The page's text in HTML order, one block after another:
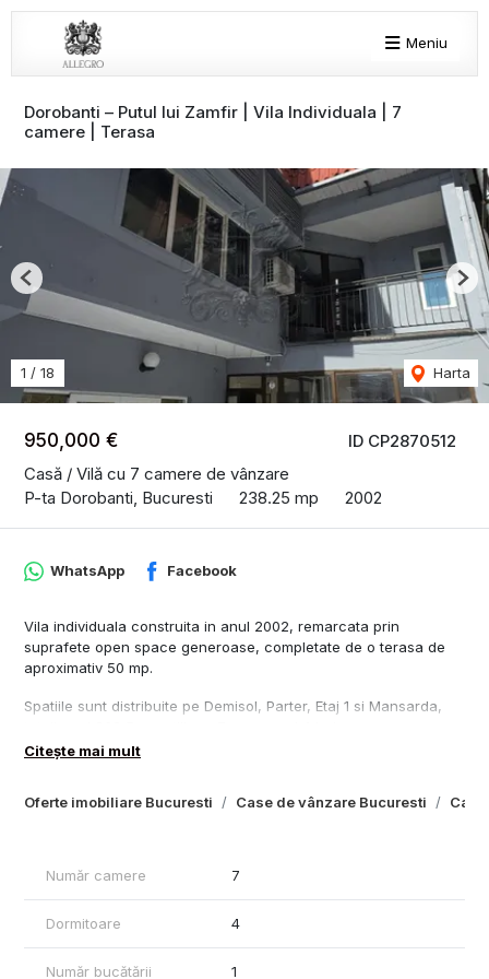
Meniu
Dorobanti – Putul lui Zamfir | Vila Individuala | 7
camere | Terasa
ID CP2870512
950,000 €
Casă / Vilă cu 7 camere de vânzare
P-ta Dorobanti, Bucuresti
238.25 mp 2002
1 / 18 Harta
Previous
Oferte imobiliare Bucuresti Case de vânzare Bucuresti
WhatsApp Facebook
Vila individuala construita in anul 2002, remarcata prin
suprafete open space generoase, completate de o terasa de
aproximativ 50 mp.
Spatiile sunt distribuite pe Demisol, Parter, Etaj 1 si Mansarda,
Compartimentare:
Subsol
Casa scarii: 5,50 mp
Total subsol: 31,58 mp
Parter
Camera principala: 20,50 mp
Bucatarie: 14,42 mp
Citește mai mult
Număr camere 7
Dormitoare 4
Număr bucătării 1